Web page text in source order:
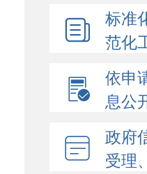
标准
范化
依申
息公
政府
受理